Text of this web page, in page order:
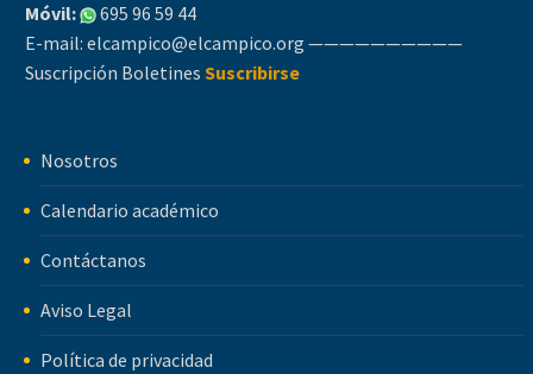
Móvil:
695 96 59 44
E-mail: elcampico@elcampico.org ——————————
Suscripción Boletines Suscribirse
Nosotros
Calendario académico
Contáctanos
Aviso Legal
Política de privacidad